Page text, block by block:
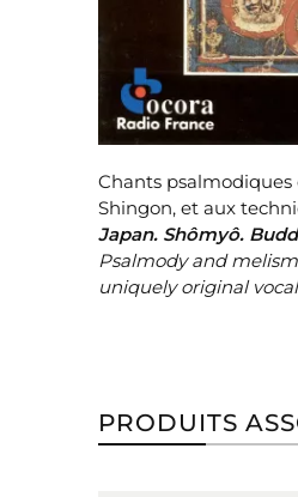
Chants
Shingon, et aux
Japan. Shômyô.
Psalmody and
uniquely original
PRODUITS